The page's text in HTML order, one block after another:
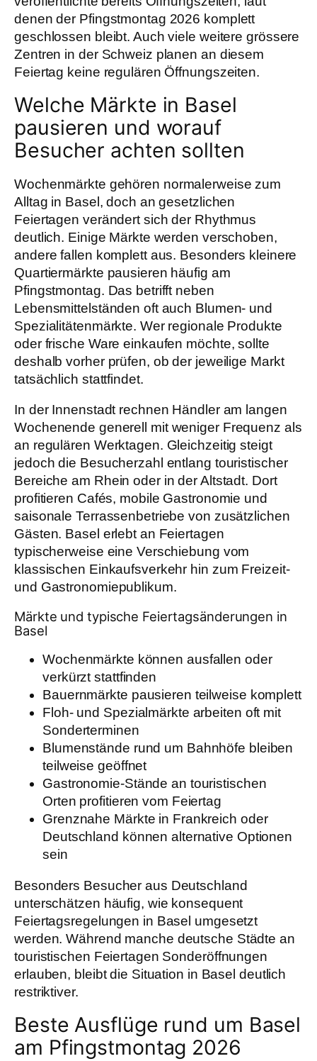
denen der Pfingstmontag 2026 komplett
geschlossen bleibt. Auch viele weitere grössere
Zentren in der Schweiz planen an diesem
Feiertag keine regulären Öffnungszeiten.
Welche Märkte in Basel
pausieren und worauf
Besucher achten sollten
Wochenmärkte gehören normalerweise zum
Alltag in Basel, doch an gesetzlichen
Feiertagen verändert sich der Rhythmus
deutlich. Einige Märkte werden verschoben,
andere fallen komplett aus. Besonders kleinere
Quartiermärkte pausieren häufig am
Pfingstmontag. Das betrifft neben
Lebensmittelständen oft auch Blumen- und
Spezialitätenmärkte. Wer regionale Produkte
oder frische Ware einkaufen möchte, sollte
deshalb vorher prüfen, ob der jeweilige Markt
tatsächlich stattfindet.
In der Innenstadt rechnen Händler am langen
Wochenende generell mit weniger Frequenz als
an regulären Werktagen. Gleichzeitig steigt
jedoch die Besucherzahl entlang touristischer
Bereiche am Rhein oder in der Altstadt. Dort
profitieren Cafés, mobile Gastronomie und
saisonale Terrassenbetriebe von zusätzlichen
Gästen. Basel erlebt an Feiertagen
typischerweise eine Verschiebung vom
klassischen Einkaufsverkehr hin zum Freizeit-
und Gastronomiepublikum.
Märkte und typische Feiertagsänderungen in
Basel
Wochenmärkte können ausfallen oder
verkürzt stattfinden
Bauernmärkte pausieren teilweise komplett
Floh- und Spezialmärkte arbeiten oft mit
Sonderterminen
Blumenstände rund um Bahnhöfe bleiben
teilweise geöffnet
Gastronomie-Stände an touristischen
Orten profitieren vom Feiertag
Grenznahe Märkte in Frankreich oder
Deutschland können alternative Optionen
sein
Besonders Besucher aus Deutschland
unterschätzen häufig, wie konsequent
Feiertagsregelungen in Basel umgesetzt
werden. Während manche deutsche Städte an
touristischen Feiertagen Sonderöffnungen
erlauben, bleibt die Situation in Basel deutlich
restriktiver.
Beste Ausflüge rund um Basel
am Pfingstmontag 2026